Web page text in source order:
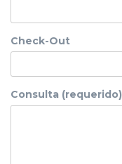
Check-Out
Consulta (requerido)